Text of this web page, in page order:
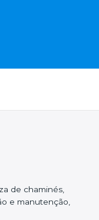
de chaminés,
e manutenção,